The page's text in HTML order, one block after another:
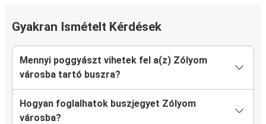
Gyakran Ismételt Kérdések
Mennyi poggyászt vihetek fel a(z) Zólyom
városba tartó buszra?
Hogyan foglalhatok buszjegyet Zólyom
városba?